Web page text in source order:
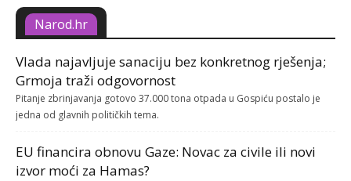
Narod.hr
Vlada najavljuje sanaciju bez konkretnog rješenja;
Grmoja traži odgovornost
Pitanje zbrinjavanja gotovo 37.000 tona otpada u Gospiću postalo je
jedna od glavnih političkih tema.
EU financira obnovu Gaze: Novac za civile ili novi
izvor moći za Hamas?